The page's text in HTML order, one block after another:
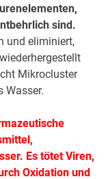
sind.
und eliminiert,
Mikrocluster
Wasser.
Es tötet Viren,
Oxidation und